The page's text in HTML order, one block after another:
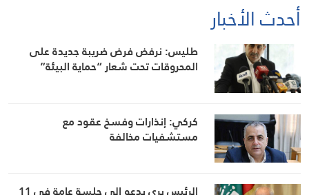
أحدث الأخبار
طليس: نرفض فرض ضريبة جديدة على
المحروقات تحت شعار “حماية البيئة”
كركي: إنذارات وفسخ عقود مع
مستشفيات مخالفة